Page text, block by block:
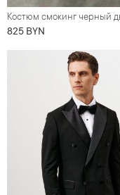
825 BYN